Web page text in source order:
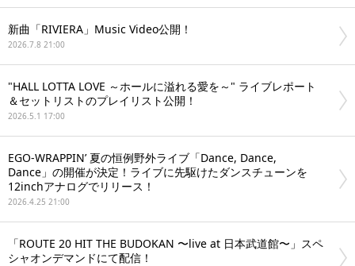
新曲「RIVIERA」Music Video公開！
2026.7.8 21:00
"HALL LOTTA LOVE ～ホールに溢れる愛を～" ライブレポート
＆セットリストのプレイリスト公開！
2026.5.1 17:00
EGO-WRAPPIN’ 夏の恒例野外ライブ「Dance, Dance,
Dance」の開催が決定！ライブに先駆けたダンスチューンを
12inchアナログでリリース！
2026.4.25 21:00
「ROUTE 20 HIT THE BUDOKAN 〜live at 日本武道館〜」スペ
シャオンデマンドにて配信！